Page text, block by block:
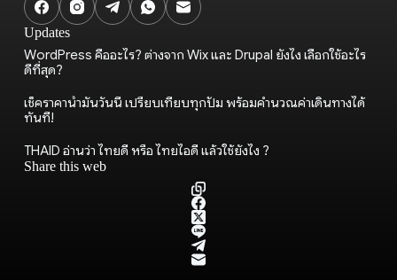
Updates
WordPress คืออะไร? ต่างจาก Wix และ Drupal ยังไง เลือกใช้อะไร
ดีที่สุด?
เช็คราคาน้ำมันวันนี้ เปรียบเทียบทุกปั๊ม พร้อมคำนวณค่าเดินทางได้
ทันที!
THAID อ่านว่า ไทยดี หรือ ไทยไอดี แล้วใช้ยังไง ?
Share this web